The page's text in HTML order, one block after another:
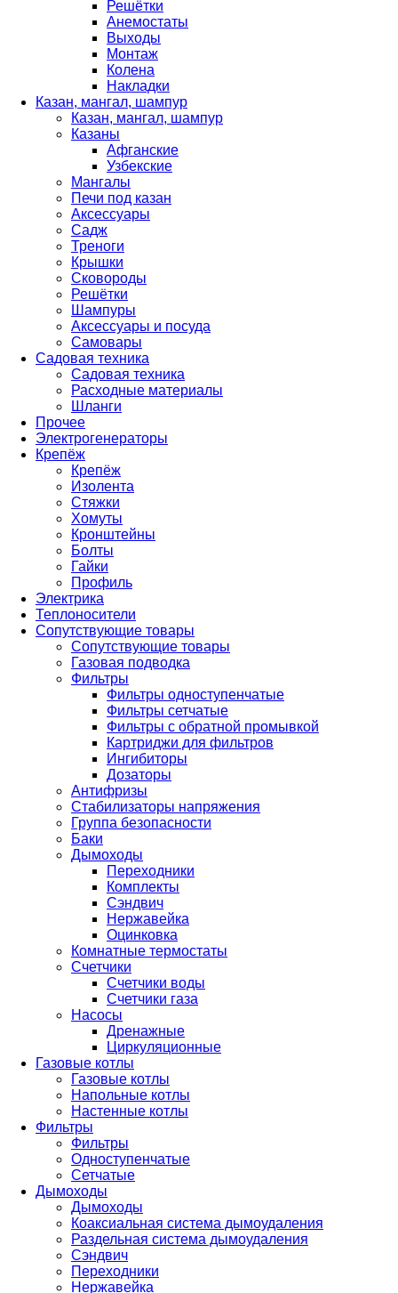
Решётки
Анемостаты
Выходы
Монтаж
Колена
Накладки
Казан, мангал, шампур
Казан, мангал, шампур
Казаны
Афганские
Узбекские
Мангалы
Печи под казан
Аксессуары
Садж
Треноги
Крышки
Сковороды
Решётки
Шампуры
Аксессуары и посуда
Самовары
Садовая техника
Садовая техника
Расходные материалы
Шланги
Прочее
Электрогенераторы
Крепёж
Крепёж
Изолента
Стяжки
Хомуты
Кронштейны
Болты
Гайки
Профиль
Электрика
Теплоносители
Сопутствующие товары
Сопутствующие товары
Газовая подводка
Фильтры
Фильтры одноступенчатые
Фильтры сетчатые
Фильтры с обратной промывкой
Картриджи для фильтров
Ингибиторы
Дозаторы
Антифризы
Стабилизаторы напряжения
Группа безопасности
Баки
Дымоходы
Переходники
Комплекты
Сэндвич
Нержавейка
Оцинковка
Комнатные термостаты
Счетчики
Счетчики воды
Счетчики газа
Насосы
Дренажные
Циркуляционные
Газовые котлы
Газовые котлы
Напольные котлы
Настенные котлы
Фильтры
Фильтры
Одноступенчатые
Сетчатые
Дымоходы
Дымоходы
Коаксиальная система дымоудаления
Раздельная система дымоудаления
Сэндвич
Переходники
Нержавейка